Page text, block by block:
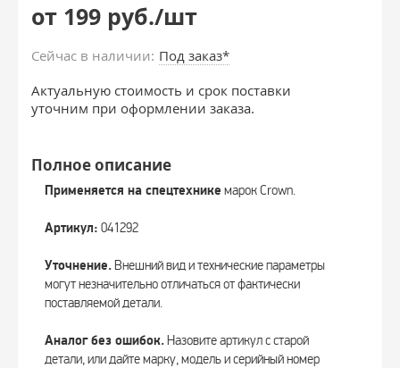
от 199 руб./шт
Сейчас в наличии: Под заказ*
Актуальную стоимость и срок поставки
уточним при оформлении заказа.
Полное описание
Применяется на спецтехнике марок Crown.
Артикул: 041292
Уточнение.Внешний вид и технические параметры
могут незначительно отличаться от фактически
поставляемой детали.
Аналог без ошибок.Назовите артикул с старой
детали, или дайте марку, модель и серийный номер